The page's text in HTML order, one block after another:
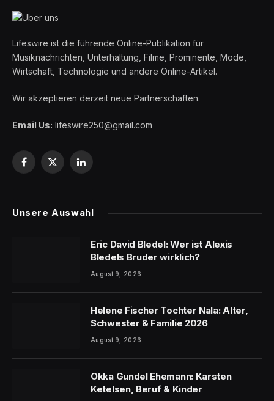
Lifeswire ist die führende Online-Publikation für
Musiknachrichten, Unterhaltung, Filme, Prominente, Mode,
Wirtschaft, Technologie und andere Online-Artikel.
Wir akzeptieren derzeit neue Partnerschaften.
Email Us: lifeswire250@gmail.com
Facebook
X
LinkedIn
Unsere Auswahl
Eric David Bledel: Wer ist Alexis
Bledels Bruder wirklich?
August 9, 2026
Helene Fischer Tochter Nala: Alter,
Schwester & Familie 2026
August 9, 2026
Okka Gundel Ehemann: Karsten
Ketelsen, Beruf & Kinder